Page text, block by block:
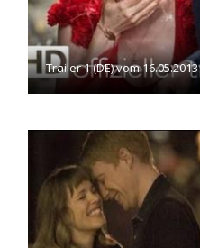
Trailer 1 (DE) vom 16.05.2013